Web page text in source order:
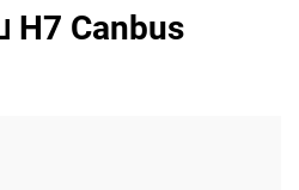
H7 Canbus